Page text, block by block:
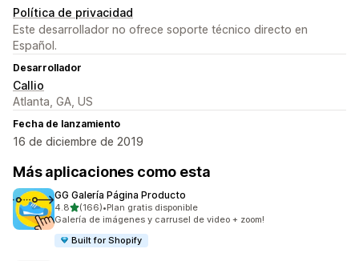
Política de privacidad
Este desarrollador no ofrece soporte técnico directo en
Español.
Desarrollador
Callio
Atlanta, GA, US
Fecha de lanzamiento
16 de diciembre de 2019
Más aplicaciones como esta
GG Galería Página Producto
4.8de 5 estrellas
(166)
166 reseñas en total
•Plan gratis disponible
Galería de imágenes y carrusel de video + zoom!
Built for Shopify